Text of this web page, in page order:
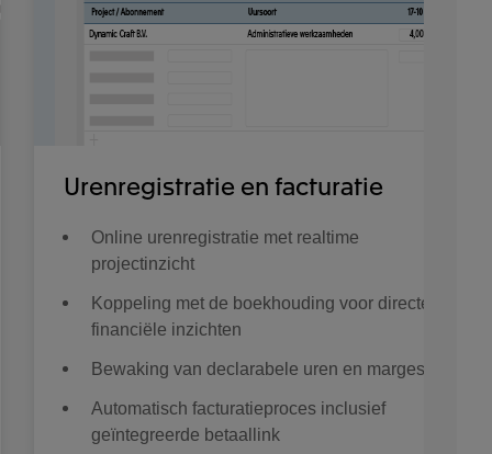
Urenregistratie en facturatie
Online urenregistratie met realtime
projectinzicht
Koppeling met de boekhouding voor directe
financiële inzichten
Bewaking van declarabele uren en marges
Automatisch facturatieproces inclusief
geïntegreerde betaallink